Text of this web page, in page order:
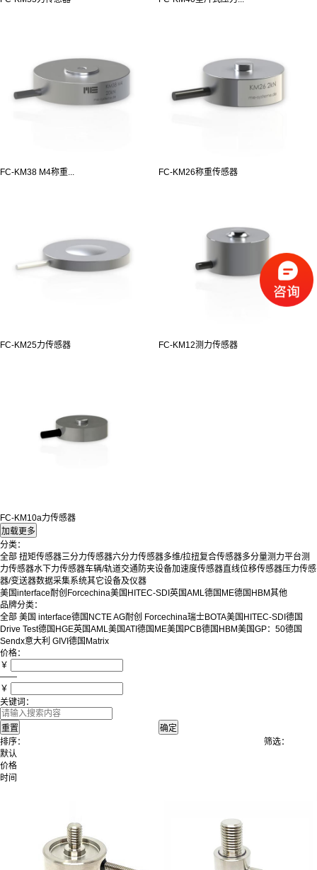
FC-KM38 M4称重... FC-KM26称重传感器
FC-KM25力传感器 FC-KM12测力传感器
FC-KM10a力传感器
分类：
全部 扭矩传感器三分力传感器六分力传感器多维/拉扭复合传感器多分量测力平台测
力传感器水下力传感器车辆/轨道交通防夹设备加速度传感器直线位移传感器压力传感
器/变送器数据采集系统其它设备及仪器
美国interface耐创Forcechina美国HITEC-SDI 英国AML德国ME德国HBM其他
品牌分类：
全部 美国 interface德国NCTE AG耐创 Forcechina瑞士BOTA美国HITEC-SDI 德国
Drive Test德国HGE英国AML美国ATI 德国ME美国PCB德国HBM美国GP：50德国
Sendx意大利 GIVI 德国Matrix
价格：
￥
——
￥
关键词：
排序：
默认
价格
时间
筛选：